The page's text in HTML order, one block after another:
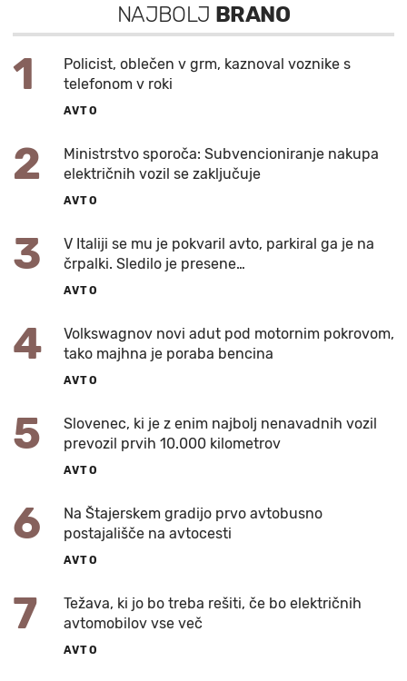
NAJBOLJ BRANO
1
Policist, oblečen v grm, kaznoval voznike s
telefonom v roki
AVTO
2
Ministrstvo sporoča: Subvencioniranje nakupa
električnih vozil se zaključuje
AVTO
3
V Italiji se mu je pokvaril avto, parkiral ga je na
črpalki. Sledilo je presene…
AVTO
4
Volkswagnov novi adut pod motornim pokrovom,
tako majhna je poraba bencina
AVTO
5
Slovenec, ki je z enim najbolj nenavadnih vozil
prevozil prvih 10.000 kilometrov
AVTO
6
Na Štajerskem gradijo prvo avtobusno
postajališče na avtocesti
AVTO
7
Težava, ki jo bo treba rešiti, če bo električnih
avtomobilov vse več
AVTO